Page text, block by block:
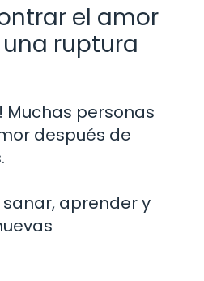
el amor
ruptura
Muchas personas
después de
aprender y